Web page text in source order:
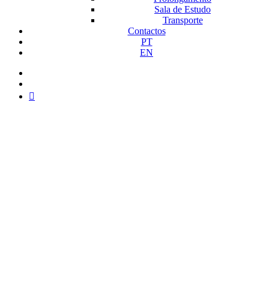
Sala de Estudo
Transporte
Contactos
PT
EN
medium